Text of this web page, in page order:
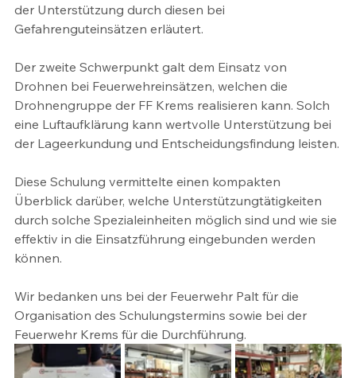
der Unterstützung durch diesen bei
Gefahrenguteinsätzen erläutert.
Der zweite Schwerpunkt galt dem Einsatz von
Drohnen bei Feuerwehreinsätzen, welchen die
Drohnengruppe der FF Krems realisieren kann. Solch
eine Luftaufklärung kann wertvolle Unterstützung bei
der Lageerkundung und Entscheidungsfindung leisten.
Diese Schulung vermittelte einen kompakten
Überblick darüber, welche Unterstützungtätigkeiten
durch solche Spezialeinheiten möglich sind und wie sie
effektiv in die Einsatzführung eingebunden werden
können.
Wir bedanken uns bei der Feuerwehr Palt für die
Organisation des Schulungstermins sowie bei der
Feuerwehr Krems für die Durchführung.